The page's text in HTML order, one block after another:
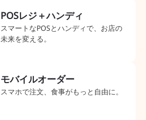
POSレジ＋ハンディ
スマートなPOSとハンディで、お店の
未来を変える。
モバイルオーダー
スマホで注文、食事がもっと自由に。